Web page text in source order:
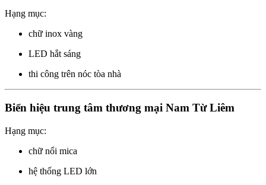
Hạng mục:
chữ inox vàng
LED hắt sáng
thi công trên nóc tòa nhà
Biển hiệu trung tâm thương mại Nam Từ Liêm
Hạng mục:
chữ nổi mica
hệ thống LED lớn